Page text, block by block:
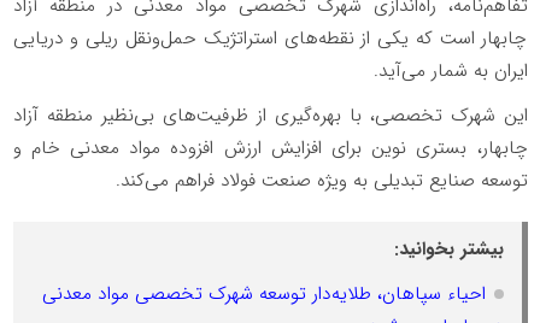
چابهار است که یکی از نقطه‌های استراتژیک حمل‌ونقل ریلی و دریایی
ایران به شمار می‌آید.
این شهرک تخصصی، با بهره‌گیری از ظرفیت‌های بی‌نظیر منطقه آزاد
چابهار، بستری نوین برای افزایش ارزش افزوده مواد معدنی خام و
توسعه صنایع تبدیلی به ویژه صنعت فولاد فراهم می‌کند.
بیشتر بخوانید:
احیاء سپاهان، طلایه‌دار توسعه شهرک تخصصی مواد معدنی